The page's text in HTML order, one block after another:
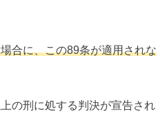
合に、この89条が適用されな
の刑に処する判決が宣告され